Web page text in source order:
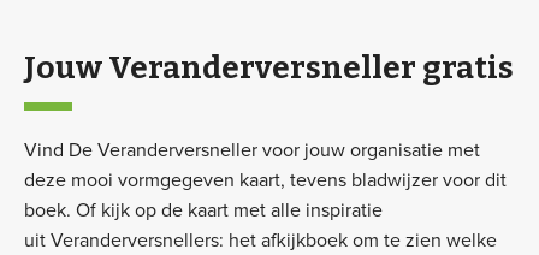
Jouw Veranderversneller gratis
Vind De Veranderversneller voor jouw organisatie met
deze mooi vormgegeven kaart, tevens bladwijzer voor dit
boek. Of kijk op de kaart met alle inspiratie
uit Veranderversnellers: het afkijkboek om te zien welke